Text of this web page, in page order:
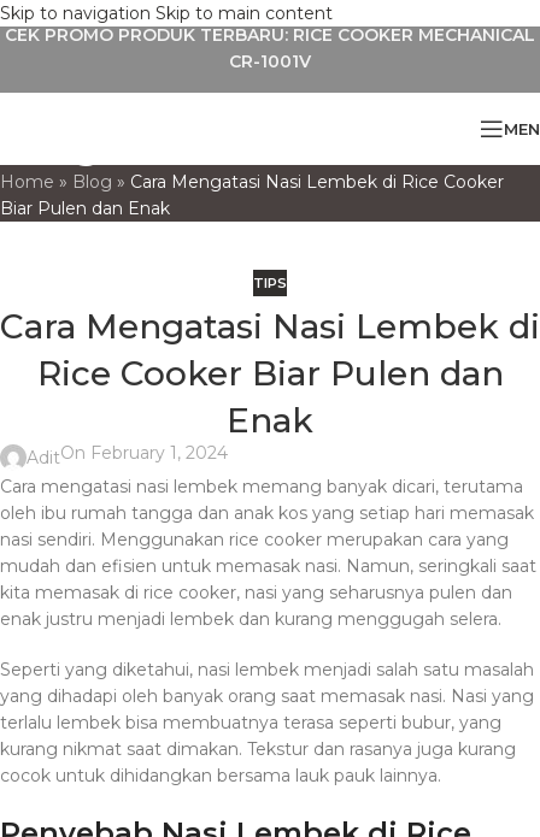
Skip to navigation Skip to main content
CEK PROMO PRODUK TERBARU: RICE COOKER MECHANICAL
CR-1001V
Home » Blog » Cara Mengatasi Nasi Lembek di Rice Cooker
Biar Pulen dan Enak
TIPS
Cara Mengatasi Nasi Lembek di
Rice Cooker Biar Pulen dan
Enak
AditOn February 1, 2024
Cara mengatasi nasi lembek memang banyak dicari, terutama
oleh ibu rumah tangga dan anak kos yang setiap hari memasak
nasi sendiri. Menggunakan rice cooker merupakan cara yang
mudah dan efisien untuk memasak nasi. Namun, seringkali saat
kita memasak di rice cooker, nasi yang seharusnya pulen dan
enak justru menjadi lembek dan kurang menggugah selera.
Seperti yang diketahui, nasi lembek menjadi salah satu masalah
yang dihadapi oleh banyak orang saat memasak nasi. Nasi yang
terlalu lembek bisa membuatnya terasa seperti bubur, yang
kurang nikmat saat dimakan. Tekstur dan rasanya juga kurang
cocok untuk dihidangkan bersama lauk pauk lainnya.